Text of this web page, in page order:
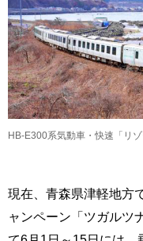
HB-E300系気動車・快速「リ
現在、青森県津軽地方
ャンペーン「ツガルツ